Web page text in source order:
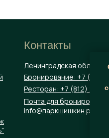
Ленинградская
Бронирование: +7 (952)
Контакты
Почта для
info@паркшишкин.рф
Ресторан: +7 (812) 241-